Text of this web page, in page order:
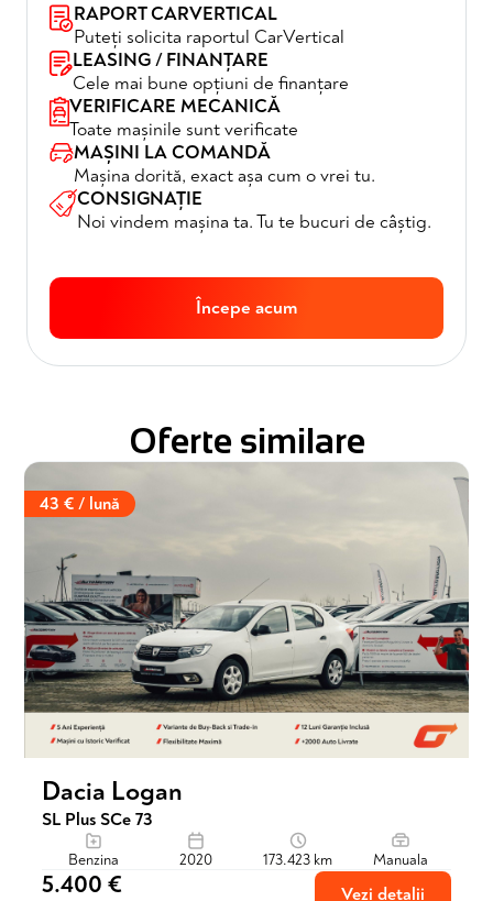
RAPORT CARVERTICAL
Puteți solicita raportul CarVertical
LEASING / FINANȚARE
Cele mai bune opțiuni de finanțare
VERIFICARE MECANICĂ
Toate mașinile sunt verificate
MAȘINI LA COMANDĂ
Mașina dorită, exact așa cum o vrei tu.
CONSIGNAȚIE
Noi vindem mașina ta. Tu te bucuri de câștig.
Începe acum
Oferte similare
43 € / lună
Dacia Logan
SL Plus SCe 73
Benzina 2020 173.423 km Manuala
5.400 € Vezi detalii